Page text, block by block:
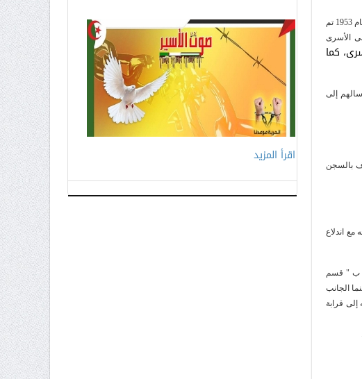
أنشئ سرايا الرملة عام 1934 إبان الانتداب البريطاني على فلسطين، وبعد إعلان دولة إسرائيل عام 1948 تحول إلى مركز للجيش الإسرائيلي، وفي عام 1953 تم
اليهود إضافة إلى الأسرى
كما
إلى
بالسجن
إلى أن أغلق عام 1995، ثم أعيد افتتاحه مع اندلاع
120 أسيرًا ويتكون كل قسم من 6 خيام، وقسم " ب " قسم
استشهد على إثره الأسير محمد الأشقر، حيث يتكون من 4 أقسام بينما الجانب
السجن بكافة أقسامه إلى قرابة
اقرأ المزيد